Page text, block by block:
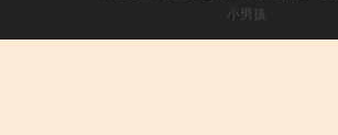
小男孩